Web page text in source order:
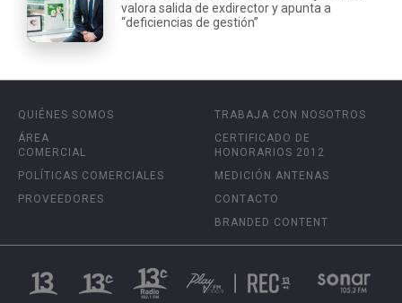
valora salida de exdirector y apunta a
“deficiencias de gestión”
QUIÉNES SOMOS
ÁREA
COMERCIAL
POLÍTICAS COMERCIALES
PROVEEDORES
TRABAJA CON NOSOTROS
CERTIFICADO DE
HONORARIOS 2012
MEDICIÓN ANTENAS
CONTACTO
BRANDED CONTENT